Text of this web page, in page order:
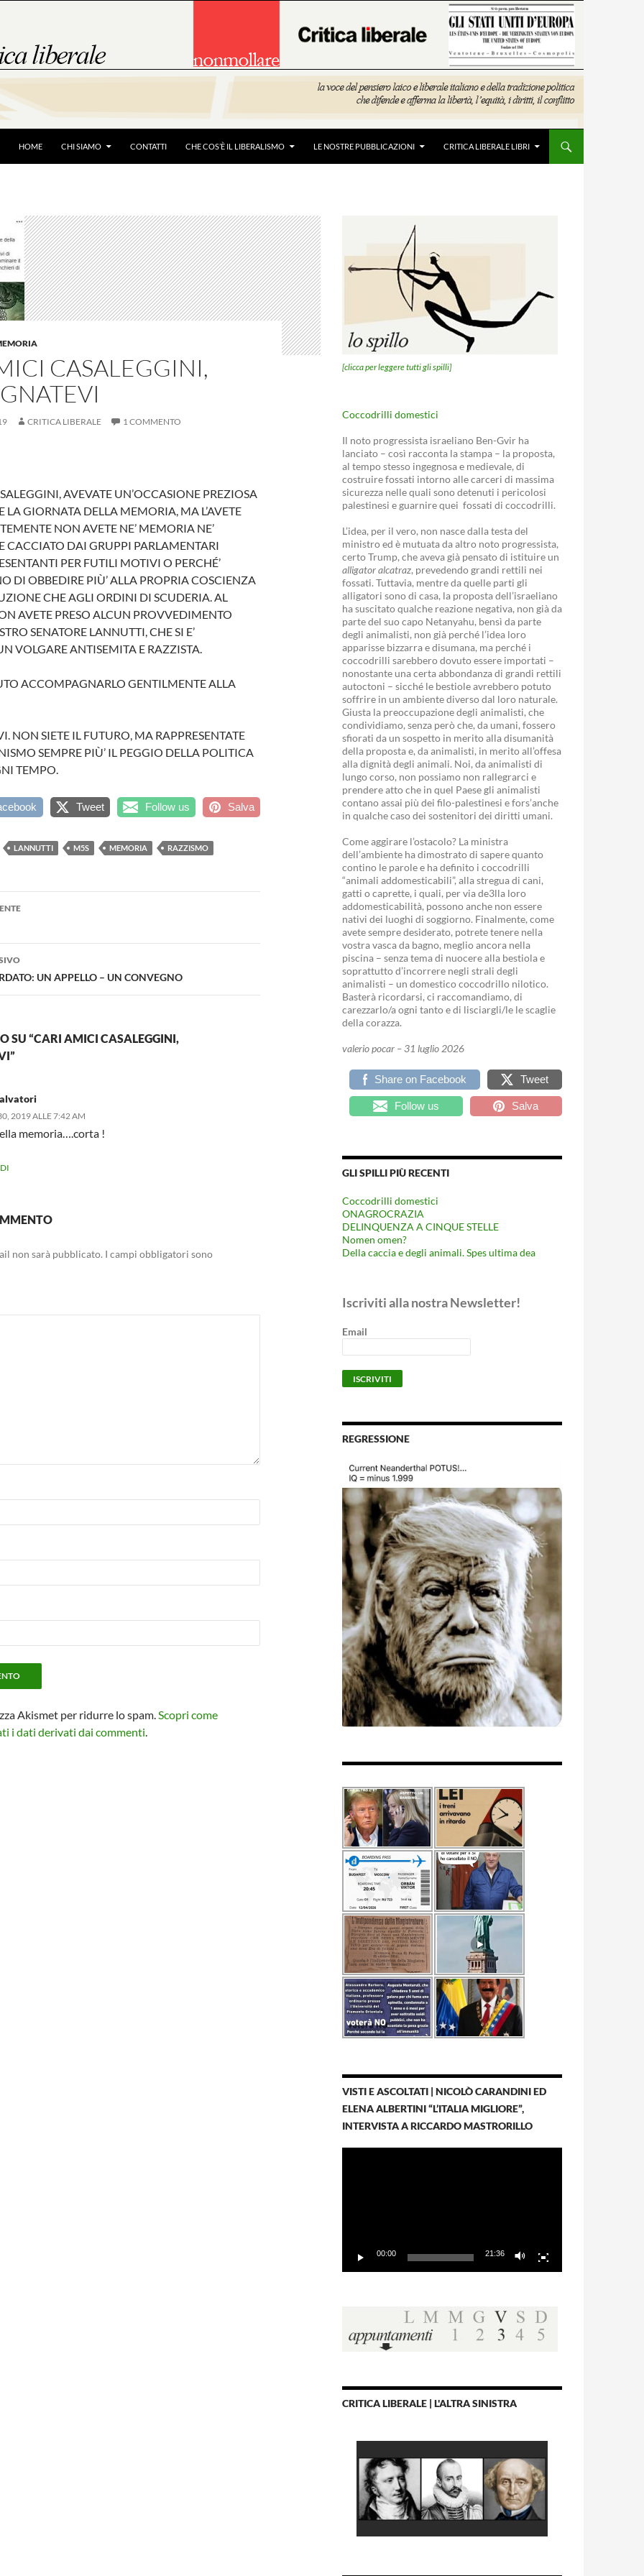
HOME CHI SIAMO CONTATTI CHE COS’È IL LIBERALISMO LE NOSTRE PUBBLICAZIONI CRITICA LIBERALE LIBRI
CASALEGGINI,
CRITICA LIBERALE 1 COMMENTO
AVEVATE UN’OCCASIONE PREZIOSA
LA GIORNATA DELLA MEMORIA, MA L’AVETE
NON AVETE NE’ MEMORIA NE’
CACCIATO DAI GRUPPI PARLAMENTARI
PER FUTILI MOTIVI O PERCHÉ’
DI OBBEDIRE PIÙ’ ALLA PROPRIA COSCIENZA
CHE AGLI ORDINI DI SCUDERIA. AL
AVETE PRESO ALCUN PROVVEDIMENTO
SENATORE LANNUTTI, CHE SI E’
VOLGARE ANTISEMITA E RAZZISTA.
ACCOMPAGNARLO GENTILMENTE ALLA
NON SIETE IL FUTURO, MA RAPPRESENTATE
SEMPRE PIÙ’ IL PEGGIO DELLA POLITICA
TEMPO.
Tweet Follow us Salva
LANNUTTI M5S MEMORIA RAZZISMO
UN APPELLO – UN CONVEGNO
SU “CARI AMICI CASALEGGINI,
2019 ALLE 7:42 AM
memoria….corta !
non sarà pubblicato. I campi obbligatori sono
Akismet per ridurre lo spam.Scopri come
i dati derivati dai commenti.
[clicca per leggere tutti gli spilli]
Coccodrilli domestici
Il noto progressista israeliano Ben-Gvir ha
lanciato – così racconta la stampa – la proposta,
al tempo stesso ingegnosa e medievale, di
costruire fossati intorno alle carceri di massima
sicurezza nelle quali sono detenuti i pericolosi
palestinesi e guarnire quei fossati di coccodrilli.
L’idea, per il vero, non nasce dalla testa del
ministro ed è mutuata da altro noto progressista,
certo Trump, che aveva già pensato di istituire un
alligator alcatraz, prevedendo grandi rettili nei
fossati. Tuttavia, mentre da quelle parti gli
alligatori sono di casa, la proposta dell’israeliano
ha suscitato qualche reazione negativa, non già da
parte del suo capo Netanyahu, bensì da parte
degli animalisti, non già perché l’idea loro
apparisse bizzarra e disumana, ma perché i
coccodrilli sarebbero dovuto essere importati –
nonostante una certa abbondanza di grandi rettili
autoctoni – sicché le bestiole avrebbero potuto
soffrire in un ambiente diverso dal loro naturale.
Giusta la preoccupazione degli animalisti, che
condividiamo, senza però che, da umani, fossero
sfiorati da un sospetto in merito alla disumanità
della proposta e, da animalisti, in merito all’offesa
alla dignità degli animali. Noi, da animalisti di
lungo corso, non possiamo non rallegrarci e
prendere atto che in quel Paese gli animalisti
contano assai più dei filo-palestinesi e fors’anche
in qualche caso dei sostenitori dei diritti umani.
Come aggirare l’ostacolo? La ministra
dell’ambiente ha dimostrato di sapere quanto
contino le parole e ha definito i coccodrilli
“animali addomesticabili”, alla stregua di cani,
gatti o caprette, i quali, per via de3lla loro
addomesticabilità, possono anche non essere
nativi dei luoghi di soggiorno. Finalmente, come
avete sempre desiderato, potrete tenere nella
vostra vasca da bagno, meglio ancora nella
piscina – senza tema di nuocere alla bestiola e
soprattutto d’incorrere negli strali degli
animalisti – un domestico coccodrillo nilotico.
Basterà ricordarsi, ci raccomandiamo, di
carezzarlo/a ogni tanto e di lisciargli/le le scaglie
della corazza.
valerio pocar – 31 luglio 2026
Share on Facebook Tweet
Follow us Salva
GLI SPILLI PIÙ RECENTI
Coccodrilli domestici
ONAGROCRAZIA
DELINQUENZA A CINQUE STELLE
Nomen omen?
Della caccia e degli animali. Spes ultima dea
Iscriviti alla nostra Newsletter!
Email
REGRESSIONE
VISTI E ASCOLTATI | NICOLÒ CARANDINI ED
ELENA ALBERTINI “L’ITALIA MIGLIORE”,
INTERVISTA A RICCARDO MASTRORILLO
00:00 21:36
CRITICA LIBERALE | L'ALTRA SINISTRA